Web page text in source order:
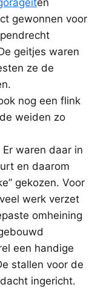
gewonnen voor
geitjes waren
ze de
nog een flink
weiden zo
waren daar in
en daarom
gekozen. Voor
werk verzet
omheining
een handige
stallen voor de
ingericht.